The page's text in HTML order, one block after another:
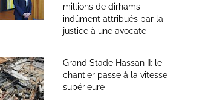
millions de dirhams
indûment attribués par la
justice à une avocate
Grand Stade Hassan II: le
chantier passe à la vitesse
supérieure